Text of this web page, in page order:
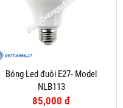
Bóng Led đuôi E27- Model
NLB113
85,000 đ